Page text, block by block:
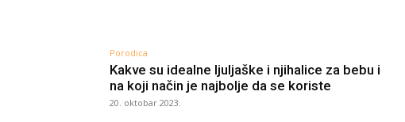
Porodica
Kakve su idealne ljuljaške i njihalice za bebu i
na koji način je najbolje da se koriste
20. oktobar 2023.